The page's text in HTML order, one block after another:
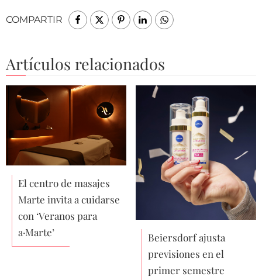
COMPARTIR
Artículos relacionados
El centro de masajes
Marte invita a cuidarse
con ‘Veranos para
a·Marte’
Beiersdorf ajusta
previsiones en el
primer semestre